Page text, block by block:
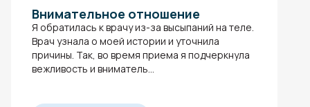
Внимательное отношение
Я обратилась к врачу из-за высыпаний на теле.
Врач узнала о моей истории и уточнила
причины. Так, во время приема я подчеркнула
вежливость и вниматель...